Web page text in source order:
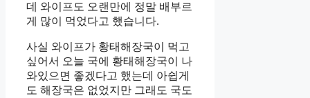
데 와이프도 오랜만에 정말 배부르
게 많이 먹었다고 했습니다.
사실 와이프가 황태해장국이 먹고
싶어서 오늘 국에 황태해장국이 나
와있으면 좋겠다고 했는데 아쉽게
도 해장국은 없었지만 그래도 국도